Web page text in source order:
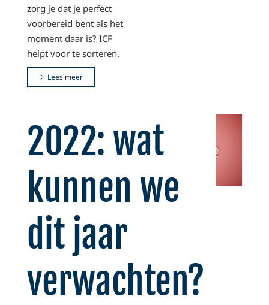
zorg je dat je perfect
voorbereid bent als het
moment daar is? ICF
helpt voor te sorteren.
Lees meer
2022: wat
kunnen we
dit jaar
verwachten?